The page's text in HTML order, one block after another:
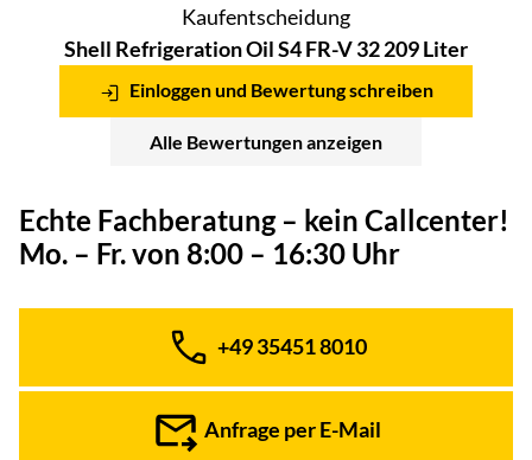
Kaufentscheidung
Shell Refrigeration Oil S4 FR-V 32 209 Liter
Einloggen und Bewertung schreiben
Alle Bewertungen anzeigen
Echte Fachberatung – kein Callcenter!
Mo. – Fr. von 8:00 – 16:30 Uhr
Telefon:
+49 35451 8010
Anfrage per E-Mail